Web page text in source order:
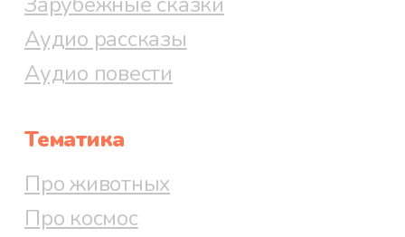
Аудио рассказы
Аудио повести
Тематика
Про животных
Про космос